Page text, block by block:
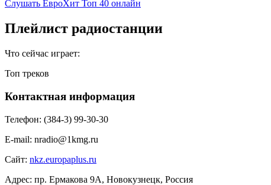
Слушать ЕвроХит Топ 40 онлайн
Плейлист радиостанции
Что сейчас играет:
Топ треков
Контактная информация
Телефон: (384-3) 99-30-30
E-mail: nradio@1kmg.ru
Сайт: nkz.europaplus.ru
Адрес: пр. Ермакова 9А, Новокузнецк, Россия